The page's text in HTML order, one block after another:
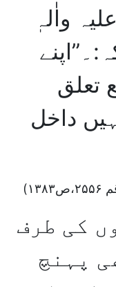
واٰلہٖ
تعلق
داخل
کی طرف
پہنچ